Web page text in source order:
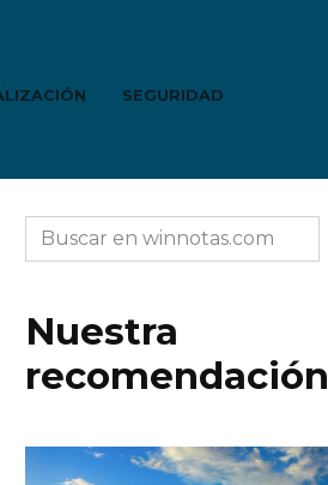
SEGURIDAD
Buscar
Nuestra
recomendación